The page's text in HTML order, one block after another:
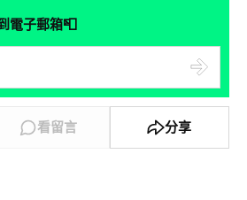
電子郵箱📮
看留言 分享